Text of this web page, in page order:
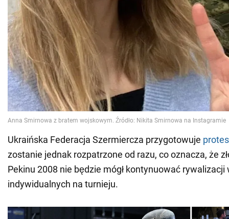
Ukraińska Federacja Szermiercza przygotowuje
zostanie jednak rozpatrzone od razu, co oznacza, że
Pekinu 2008 nie będzie mógł kontynuować rywalizacji
indywidualnych na turnieju.